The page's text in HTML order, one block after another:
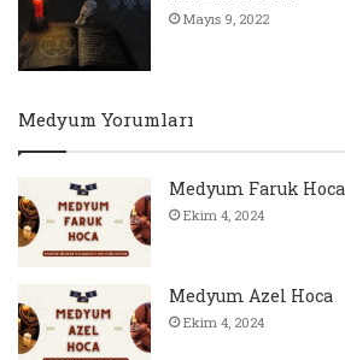
Mayıs 9, 2022
Medyum Yorumları
Medyum Faruk Hoca
Ekim 4, 2024
Medyum Azel Hoca
Ekim 4, 2024